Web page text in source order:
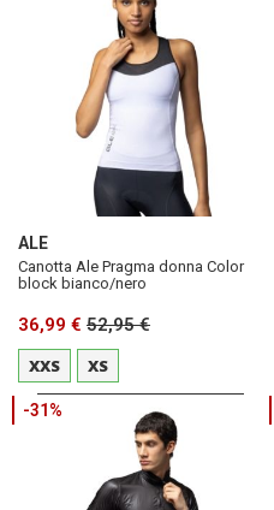
ALE
Canotta Ale Pragma donna Color
block bianco/nero
36,99 € 52,95 €
XXS
XS
-31%